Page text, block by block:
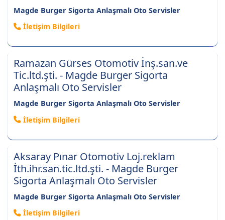
Magde Burger Sigorta Anlaşmalı Oto Servisler
İletişim Bilgileri
Ramazan Gürses Otomotiv İnş.san.ve
Tic.ltd.şti. - Magde Burger Sigorta
Anlaşmalı Oto Servisler
Magde Burger Sigorta Anlaşmalı Oto Servisler
İletişim Bilgileri
Aksaray Pınar Otomotiv Loj.reklam
İth.ihr.san.tic.ltd.şti. - Magde Burger
Sigorta Anlaşmalı Oto Servisler
Magde Burger Sigorta Anlaşmalı Oto Servisler
İletişim Bilgileri